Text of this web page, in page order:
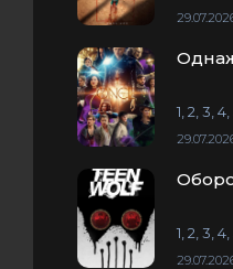
1, 2, 3,
1, 2, 3,